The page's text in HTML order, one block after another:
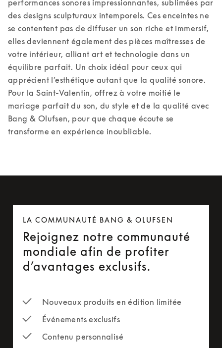
performances sonores impressionnantes, sublimées par
des designs sculpturaux intemporels. Ces enceintes ne
se contentent pas de diffuser un son riche et immersif,
elles deviennent également des pièces maîtresses de
votre intérieur, alliant art et technologie dans un
équilibre parfait. Un choix idéal pour ceux qui
Pour la Saint-Valentin, offrez à votre moitié le
mariage parfait du son, du style et de la qualité avec
Bang & Olufsen, pour que chaque écoute se
transforme en expérience inoubliable.
LA COMMUNAUTÉ BANG & OLUFSEN
Rejoignez notre communauté
mondiale afin de profiter
d’avantages exclusifs.
Nouveaux produits en édition limitée
Événements exclusifs
Contenu personnalisé